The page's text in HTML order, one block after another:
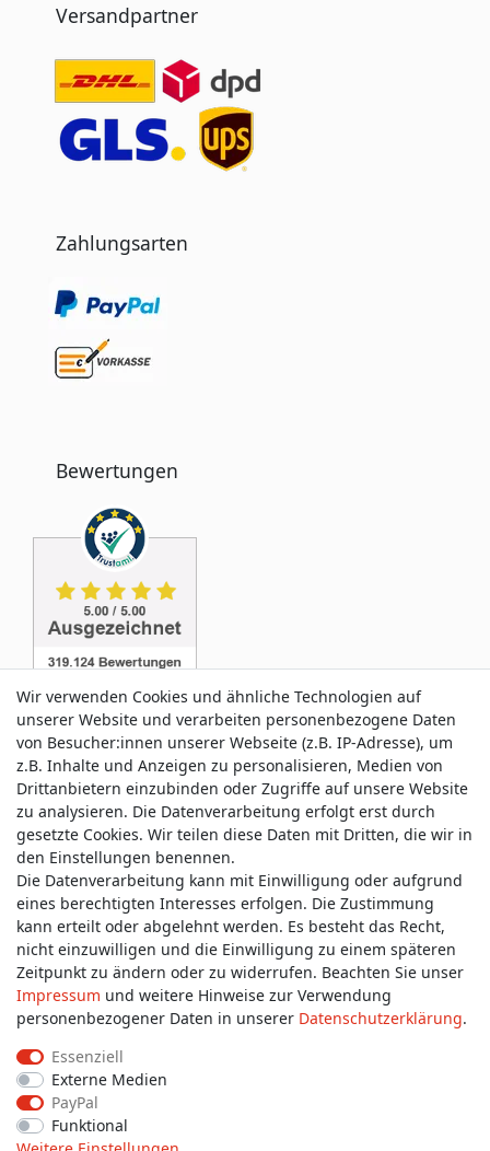
Versandpartner
Zahlungsarten
Bewertungen
Service & Kontakt
Wünschen Sie einen Rückruf?
service@allmyclothes.de
Schreiben Sie uns:
service@allmyclothes.de
Impressum
Wir verwenden Cookies und ähnliche Technologien auf
unserer Website und verarbeiten personenbezogene Daten
von Besucher:innen unserer Webseite (z.B. IP-Adresse), um
z.B. Inhalte und Anzeigen zu personalisieren, Medien von
Drittanbietern einzubinden oder Zugriffe auf unsere Website
zu analysieren. Die Datenverarbeitung erfolgt erst durch
gesetzte Cookies. Wir teilen diese Daten mit Dritten, die wir in
den Einstellungen benennen.
Die Datenverarbeitung kann mit Einwilligung oder aufgrund
eines berechtigten Interesses erfolgen. Die Zustimmung
kann erteilt oder abgelehnt werden. Es besteht das Recht,
nicht einzuwilligen und die Einwilligung zu einem späteren
Zeitpunkt zu ändern oder zu widerrufen. Beachten Sie unser
Impressum und weitere Hinweise zur Verwendung
personenbezogener Daten in unserer Daten­schutz­erklärung.
Essenziell
Externe Medien
PayPal
Funktional